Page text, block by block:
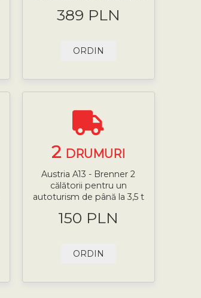
389 PLN
ORDIN
2 DRUMURI
Austria A13 - Brenner 2
călătorii pentru un
autoturism de până la 3,5 t
150 PLN
ORDIN